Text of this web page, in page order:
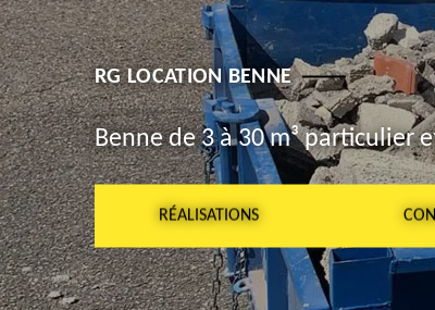
RG LOCATION BENNE
Benne de 3 à 30 m³ particulier
RÉALISATIONS